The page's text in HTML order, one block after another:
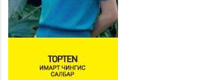
уулзав
2026 оны 7 сар 21 / 16 цаг 39 минут
БҮГД НАЙРАМДАХ ТАЖИКИСТАН УЛСТАЙ
ЭДИЙН ЗАСГИЙН ХАМТЫН АЖИЛЛАГААГ
ӨРГӨЖҮҮЛНЭ